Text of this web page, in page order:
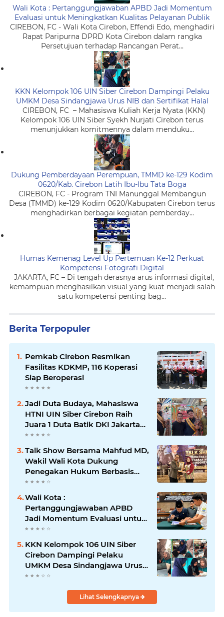
Wali Kota : Pertanggungjawaban APBD Jadi Momentum
Evaluasi untuk Meningkatkan Kualitas Pelayanan Publik
CIREBON, FC - Wali Kota Cirebon, Effendi Edo, menghadiri
Rapat Paripurna DPRD Kota Cirebon dalam rangka
Persetujuan terhadap Rancangan Perat...
KKN Kelompok 106 UIN Siber Cirebon Dampingi Pelaku
UMKM Desa Sindangjawa Urus NIB dan Sertifikat Halal
CIREBON, FC – Mahasiswa Kuliah Kerja Nyata (KKN)
Kelompok 106 UIN Siber Syekh Nurjati Cirebon terus
menunjukkan komitmennya dalam menduku...
Dukung Pemberdayaan Perempuan, TMMD ke-129 Kodim
0620/Kab. Cirebon Latih Ibu-Ibu Tata Boga
CIREBON, FC - Program TNI Manunggal Membangun
Desa (TMMD) ke-129 Kodim 0620/Kabupaten Cirebon terus
menghadirkan berbagai kegiatan pemberday...
Humas Kemenag Level Up Pertemuan Ke-12 Perkuat
Kompetensi Fotografi Digital
JAKARTA, FC – Di tengah derasnya arus informasi digital,
kemampuan menghasilkan visual yang kuat menjadi salah
satu kompetensi penting bag...
Berita Terpopuler
Pemkab Cirebon Resmikan
Fasilitas KDKMP, 116 Koperasi
Siap Beroperasi
Jadi Duta Budaya, Mahasiswa
HTNI UIN Siber Cirebon Raih
Juara 1 Duta Batik DKI Jakarta
2026
Talk Show Bersama Mahfud MD,
Wakil Wali Kota Dukung
Penegakan Hukum Berbasis
Integritas
Wali Kota :
Pertanggungjawaban APBD
Jadi Momentum Evaluasi untuk
Meningkatkan Kualitas
Pelayanan Publik
KKN Kelompok 106 UIN Siber
Cirebon Dampingi Pelaku
UMKM Desa Sindangjawa Urus
NIB dan Sertifikat Halal
Lihat Selengkapnya